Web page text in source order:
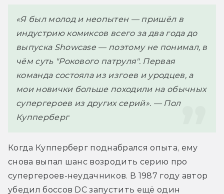
«Я был молод и неопытен — пришёл в
индустрию комиксов всего за два года до
выпуска Showcase — поэтому не понимал, в
чём суть "Рокового патруля". Первая
команда состояла из изгоев и уродцев, а
мои новички больше походили на обычных
супергероев из других серий». — Пол
Купперберг
Когда Купперберг поднабрался опыта, ему
снова выпал шанс возродить серию про
супергероев-неудачников. В 1987 году автор
убедил боссов DC запустить ещё один